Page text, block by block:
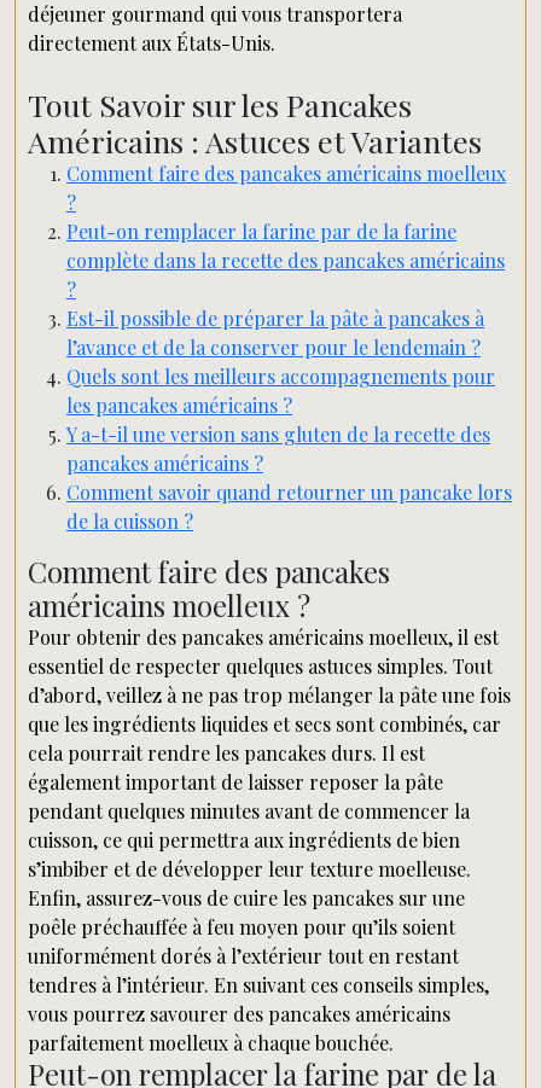
déjeuner gourmand qui vous transportera
directement aux États-Unis.
Tout Savoir sur les Pancakes
Américains : Astuces et Variantes
Comment faire des pancakes américains moelleux
?
Peut-on remplacer la farine par de la farine
complète dans la recette des pancakes américains
?
Est-il possible de préparer la pâte à pancakes à
l’avance et de la conserver pour le lendemain ?
Quels sont les meilleurs accompagnements pour
les pancakes américains ?
Y a-t-il une version sans gluten de la recette des
pancakes américains ?
Comment savoir quand retourner un pancake lors
de la cuisson ?
Comment faire des pancakes
américains moelleux ?
Pour obtenir des pancakes américains moelleux, il est
essentiel de respecter quelques astuces simples. Tout
d’abord, veillez à ne pas trop mélanger la pâte une fois
que les ingrédients liquides et secs sont combinés, car
cela pourrait rendre les pancakes durs. Il est
également important de laisser reposer la pâte
pendant quelques minutes avant de commencer la
cuisson, ce qui permettra aux ingrédients de bien
s’imbiber et de développer leur texture moelleuse.
Enfin, assurez-vous de cuire les pancakes sur une
poêle préchauffée à feu moyen pour qu’ils soient
uniformément dorés à l’extérieur tout en restant
tendres à l’intérieur. En suivant ces conseils simples,
vous pourrez savourer des pancakes américains
parfaitement moelleux à chaque bouchée.
Peut-on remplacer la farine par de la